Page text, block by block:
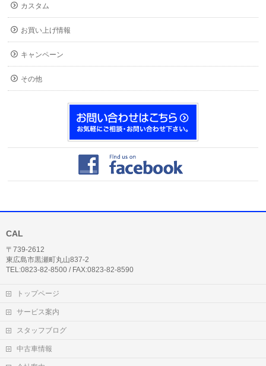
カスタム
お買い上げ情報
キャンペーン
その他
CAL
〒739-2612
東広島市黒瀬町丸山837-2
TEL:0823-82-8500 / FAX:0823-82-8590
トップページ
サービス案内
スタッフブログ
中古車情報